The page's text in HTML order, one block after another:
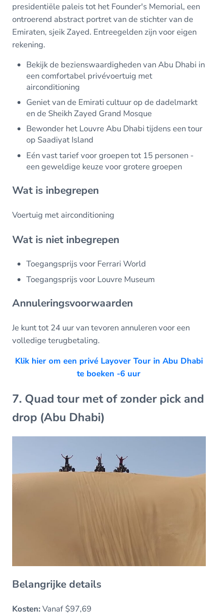
presidentiële paleis tot het Founder's Memorial, een
ontroerend abstract portret van de stichter van de
Emiraten, sjeik Zayed. Entreegelden zijn voor eigen
rekening.
Bekijk de bezienswaardigheden van Abu Dhabi in
een comfortabel privévoertuig met
airconditioning
Geniet van de Emirati cultuur op de dadelmarkt
en de Sheikh Zayed Grand Mosque
Bewonder het Louvre Abu Dhabi tijdens een tour
op Saadiyat Island
Eén vast tarief voor groepen tot 15 personen -
een geweldige keuze voor grotere groepen
Wat is inbegrepen
Voertuig met airconditioning
Wat is niet inbegrepen
Toegangsprijs voor Ferrari World
Toegangsprijs voor Louvre Museum
Annuleringsvoorwaarden
Je kunt tot 24 uur van tevoren annuleren voor een
volledige terugbetaling.
Klik hier om een privé Layover Tour in Abu Dhabi
te boeken -6 uur
7. Quad tour met of zonder pick and
drop (Abu Dhabi)
Belangrijke details
Kosten:Vanaf $97,69